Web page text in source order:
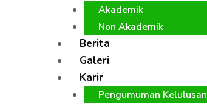
Akademik
Non Akademik
Berita
Galeri
Karir
Pengumuman Kelulusan